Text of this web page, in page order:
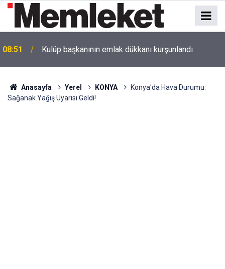
08:51 Kulüp başkanının emlak dükkanı kurşunlandı
Anasayfa Yerel KONYA
Konya'da Hava Durumu:
Sağanak Yağış Uyarısı Geldi!